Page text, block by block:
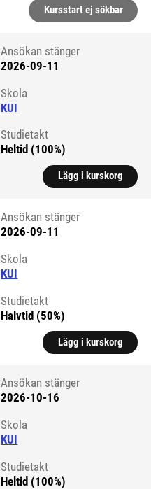
Kursstart ej sökbar
Ansökan stänger
2026-09-11
Skola
KUI
Studietakt
Heltid (100%)
Lägg i kurskorg
Ansökan stänger
2026-09-11
Skola
KUI
Studietakt
Halvtid (50%)
Lägg i kurskorg
Ansökan stänger
2026-10-16
Skola
KUI
Studietakt
Heltid (100%)